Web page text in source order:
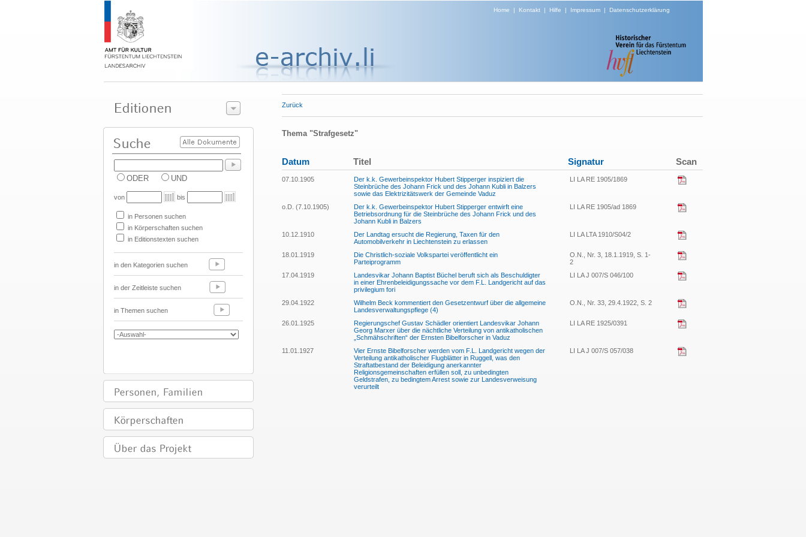
Home | Kontakt| Hilfe | Impressum| Datenschutzerklärung
ODER UND
von bis
in Personen suchen
in Körperschaften suchen
in Editionstexten suchen
in den Kategorien suchen
in der Zeitleiste suchen
in Themen suchen
Zurück
Thema "Strafgesetz"
Datum Titel Signatur Scan
07.10.1905
Der k.k. Gewerbeinspektor Hubert Stipperger inspiziert die
Steinbrüche des Johann Frick und des Johann Kubli in Balzers
sowie das Elektrizitätswerk der Gemeinde Vaduz
LI LA RE 1905/1869
o.D. (7.10.1905)
Der k.k. Gewerbeinspektor Hubert Stipperger entwirft eine
Betriebsordnung für die Steinbrüche des Johann Frick und des
Johann Kubli in Balzers
LI LA RE 1905/ad 1869
10.12.1910
Der Landtag ersucht die Regierung, Taxen für den
Automobilverkehr in Liechtenstein zu erlassen
LI LA LTA 1910/S04/2
18.01.1919
Die Christlich-soziale Volkspartei veröffentlicht ein
Parteiprogramm
O.N., Nr. 3, 18.1.1919, S. 1-
2
17.04.1919
Landesvikar Johann Baptist Büchel beruft sich als Beschuldigter
in einer Ehrenbeleidigungssache vor dem F.L. Landgericht auf das
privilegium fori
LI LA J 007/S 046/100
29.04.1922
Wilhelm Beck kommentiert den Gesetzentwurf über die allgemeine
Landesverwaltungspflege (4)
O.N., Nr. 33, 29.4.1922, S. 2
26.01.1925
Regierungschef Gustav Schädler orientiert Landesvikar Johann
Georg Marxer über die nächtliche Verteilung von antikatholischen
„Schmähschriften“ der Ernsten Bibelforscher in Vaduz
LI LA RE 1925/0391
11.01.1927
Vier Ernste Bibelforscher werden vom F.L. Landgericht wegen der
Verteilung antikatholischer Flugblätter in Ruggell, was den
Straftatbestand der Beleidigung anerkannter
Religionsgemeinschaften erfüllen soll, zu unbedingten
Geldstrafen, zu bedingtem Arrest sowie zur Landesverweisung
verurteilt
LI LA J 007/S 057/038